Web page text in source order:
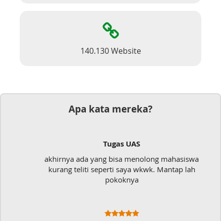
140.130 Website
Apa kata mereka?
mahasiswa
Mudah sekali, tinggal kirim
langsung jadi